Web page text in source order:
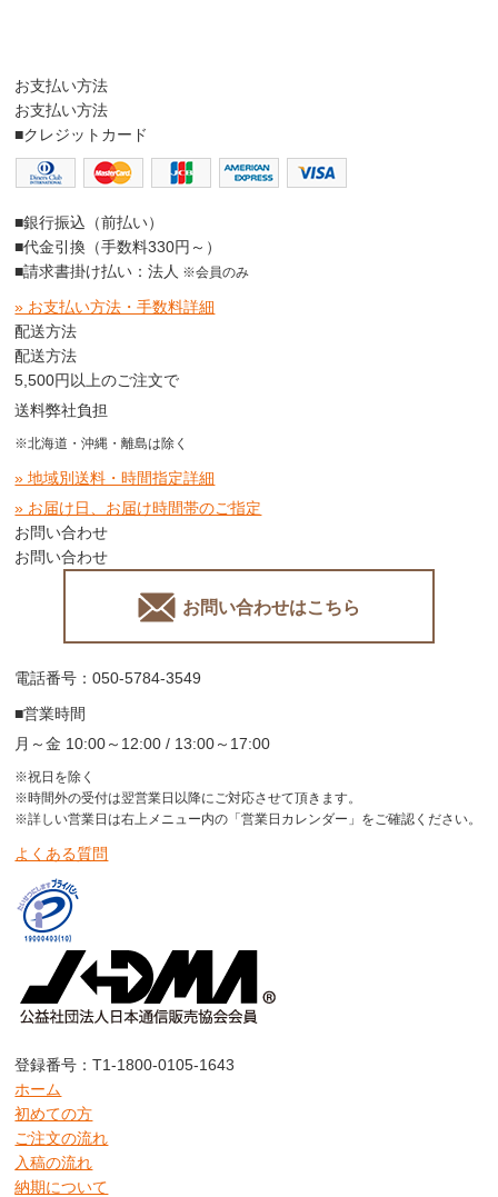
お支払い方法
お支払い方法
■クレジットカード
■銀行振込（前払い）
■代金引換（手数料330円～）
■請求書掛け払い：法人 ※会員のみ
» お支払い方法・手数料詳細
配送方法
配送方法
5,500円以上のご注文で
送料弊社負担
※北海道・沖縄・離島は除く
» 地域別送料・時間指定詳細
» お届け日、お届け時間帯のご指定
お問い合わせ
お問い合わせ
お問い合わせはこちら
電話番号：050-5784-3549
■営業時間
月～金 10:00～12:00 / 13:00～17:00
※祝日を除く
※時間外の受付は翌営業日以降にご対応させて頂きます。
※詳しい営業日は右上メニュー内の「営業日カレンダー」をご確認ください。
よくある質問
登録番号：T1-1800-0105-1643
ホーム
初めての方
ご注文の流れ
入稿の流れ
納期について